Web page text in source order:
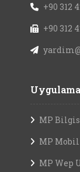
+90 312
+90 312
MP
MP Mobil
MP Wep